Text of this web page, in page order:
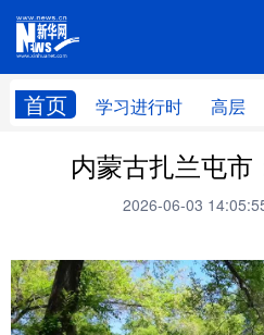
首页 学习进行时 高层
网站
学习进行时 高层
财经
台湾 思客智库
科技 科创
内蒙古扎兰屯
2026-06-03